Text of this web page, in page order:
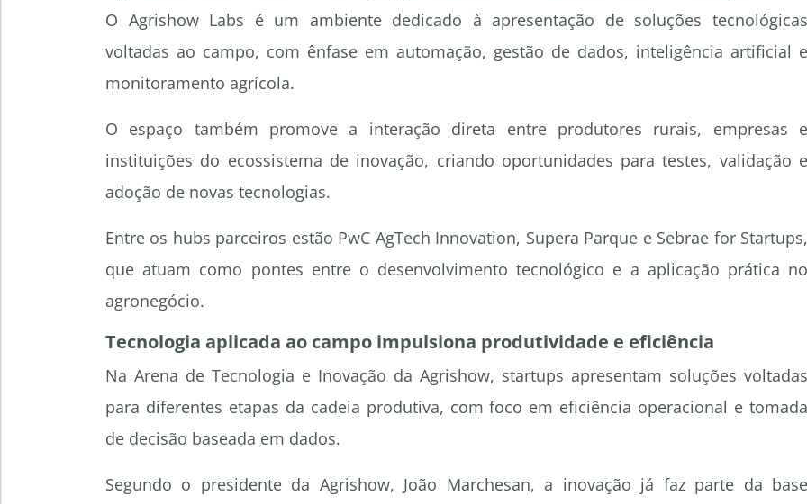
O Agrishow Labs é um ambiente dedicado à apresentação de soluções tecnológicas
voltadas ao campo, com ênfase em automação, gestão de dados, inteligência artificial e
monitoramento agrícola.
O espaço também promove a interação direta entre produtores rurais, empresas e
instituições do ecossistema de inovação, criando oportunidades para testes, validação e
adoção de novas tecnologias.
Entre os hubs parceiros estão PwC AgTech Innovation, Supera Parque e Sebrae for Startups,
que atuam como pontes entre o desenvolvimento tecnológico e a aplicação prática no
agronegócio.
Tecnologia aplicada ao campo impulsiona produtividade e eficiência
Na Arena de Tecnologia e Inovação da Agrishow, startups apresentam soluções voltadas
para diferentes etapas da cadeia produtiva, com foco em eficiência operacional e tomada
de decisão baseada em dados.
Segundo o presidente da Agrishow, João Marchesan, a inovação já faz parte da base